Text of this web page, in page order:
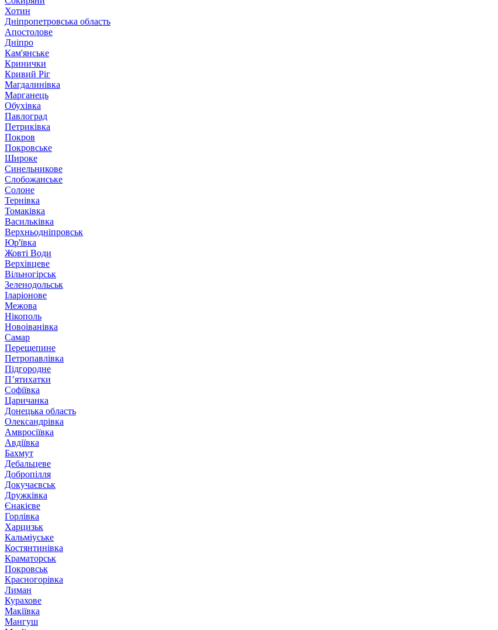
Хотин
Дніпропетровська область
Апостолове
Дніпро
Кам'янське
Кринички
Кривий Ріг
Магдалинівка
Марганець
Обухівка
Павлоград
Петриківка
Покров
Покровське
Широке
Синельникове
Слобожанське
Солоне
Тернівка
Томаківка
Васильківка
Верхньодніпровськ
Юр'ївка
Жовті Води
Верхівцеве
Вільногірськ
Зеленодольськ
Іларіонове
Межова
Нікополь
Новоіванівка
Самар
Перещепине
Петропавлівка
Підгородне
П’ятихатки
Софіївка
Царичанка
Донецька область
Олександрівка
Амвросіївка
Авдіївка
Бахмут
Дебальцеве
Добропілля
Докучаєвськ
Дружківка
Єнакієве
Горлівка
Харцизьк
Кальміуське
Костянтинівка
Краматорськ
Покровськ
Красногорівка
Лиман
Курахове
Макіївка
Мангуш